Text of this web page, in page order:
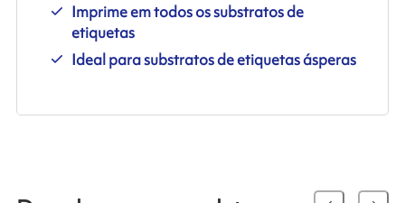
Imprime em todos os substratos de
etiquetas
Ideal para substratos de etiquetas ásperas